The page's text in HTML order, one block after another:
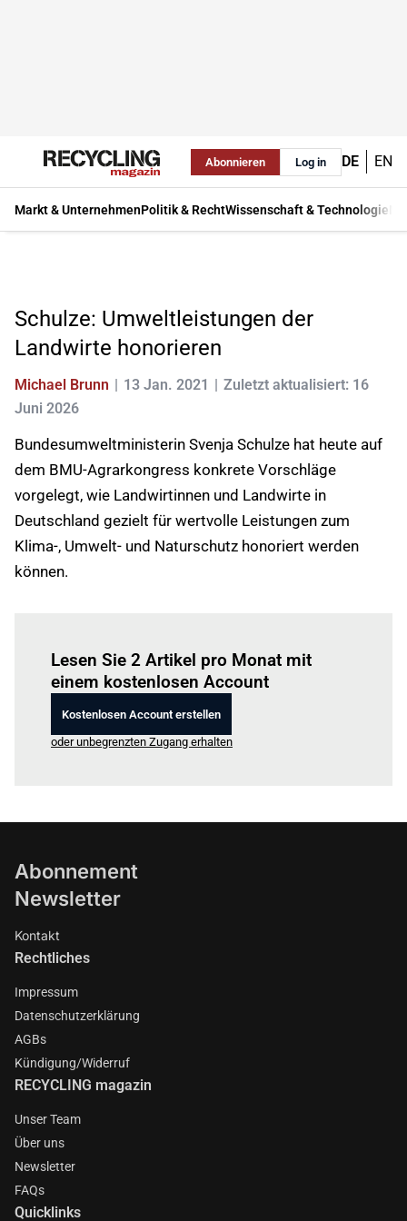
Abonnieren Log in DE EN
Markt & UnternehmenPolitik & RechtWissenschaft & Technologie
Schulze: Umweltleistungen der
Landwirte honorieren
Michael Brunn 13 Jan. 2021
Zuletzt aktualisiert: 16
Juni 2026
Bundesumweltministerin Svenja Schulze hat heute auf
dem BMU-Agrarkongress konkrete Vorschläge
vorgelegt, wie Landwirtinnen und Landwirte in
Deutschland gezielt für wertvolle Leistungen zum
Klima-, Umwelt- und Naturschutz honoriert werden
können.
Lesen Sie 2 Artikel pro Monat mit
einem kostenlosen Account
Kostenlosen Account erstellen
oder unbegrenzten Zugang erhalten
Abonnement
Newsletter
Kontakt
Rechtliches
Impressum
Datenschutzerklärung
AGBs
Kündigung/Widerruf
RECYCLING magazin
Unser Team
Über uns
Newsletter
FAQs
Quicklinks